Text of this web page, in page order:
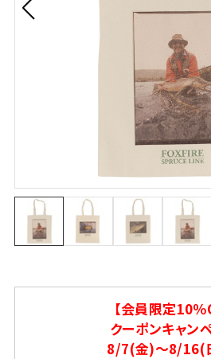
【会員限定10％
クーポンキャン
8/7(金)～8/16(